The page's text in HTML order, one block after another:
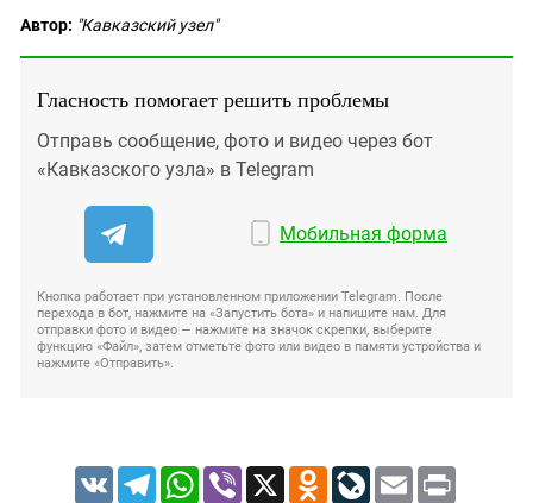
Автор: "Кавказский узел"
Гласность помогает решить проблемы
Отправь сообщение, фото и видео через бот
«Кавказского узла» в Telegram
Мобильная форма
Кнопка работает при установленном приложении Telegram. После
перехода в бот, нажмите на «Запустить бота» и напишите нам. Для
отправки фото и видео — нажмите на значок скрепки, выберите
функцию «Файл», затем отметьте фото или видео в памяти устройства и
нажмите «Отправить».
VK TelegramWhatsApp
Viber X Odnoklassniki
LiveJournal
Email Print